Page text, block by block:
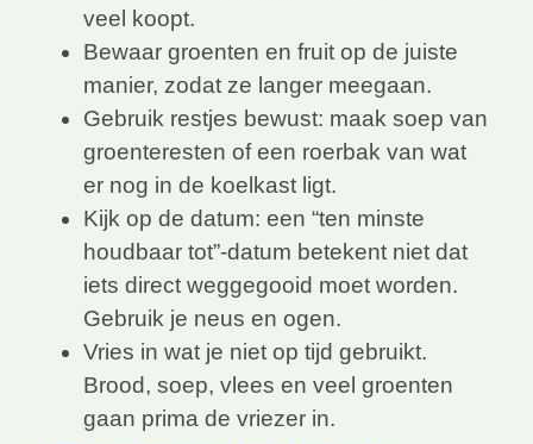
veel koopt.
Bewaar groenten en fruit op de juiste
manier, zodat ze langer meegaan.
Gebruik restjes bewust: maak soep van
groenteresten of een roerbak van wat
er nog in de koelkast ligt.
Kijk op de datum: een “ten minste
houdbaar tot”-datum betekent niet dat
iets direct weggegooid moet worden.
Gebruik je neus en ogen.
Vries in wat je niet op tijd gebruikt.
Brood, soep, vlees en veel groenten
gaan prima de vriezer in.